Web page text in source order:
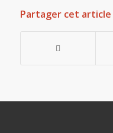
Partager cet article